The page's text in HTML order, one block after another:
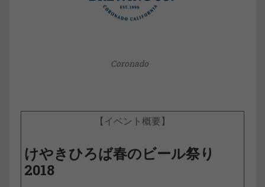
Coronado
【イベント概要】
けやきひろば春のビール祭り
2018